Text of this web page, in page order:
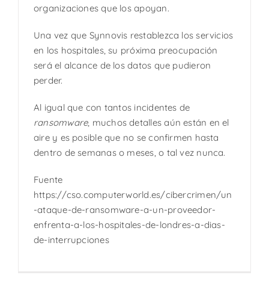
organizaciones que los apoyan.
Una vez que Synnovis restablezca los servicios
en los hospitales, su próxima preocupación
será el alcance de los datos que pudieron
perder.
Al igual que con tantos incidentes de
ransomware, muchos detalles aún están en el
aire y es posible que no se confirmen hasta
dentro de semanas o meses, o tal vez nunca.
Fuente
https://cso.computerworld.es/cibercrimen/un
-ataque-de-ransomware-a-un-proveedor-
enfrenta-a-los-hospitales-de-londres-a-dias-
de-interrupciones